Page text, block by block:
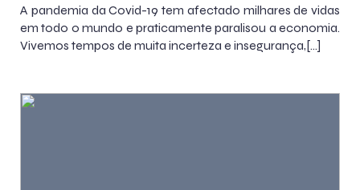
A pandemia da Covid-19 tem afectado milhares de vidas
em todo o mundo e praticamente paralisou a economia.
Vivemos tempos de muita incerteza e insegurança,[…]